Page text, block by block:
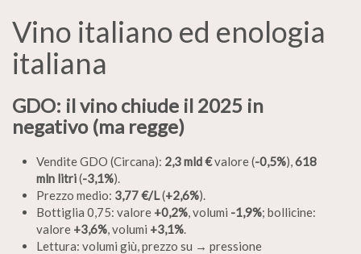
Vino italiano ed enologia
italiana
GDO: il vino chiude il 2025 in
negativo (ma regge)
Vendite GDO (Circana): 2,3 mld €valore (-0,5%),618
mln litri(-3,1%).
Prezzo medio: 3,77 €/L(+2,6%).
Bottiglia 0,75: valore +0,2%, volumi -1,9%; bollicine:
valore +3,6%, volumi +3,1%.
Lettura: volumi giù, prezzo su → pressione